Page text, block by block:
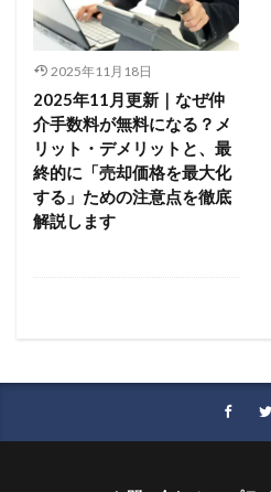
2025年11月18日
2025年11月更新｜なぜ仲
介手数料が無料になる？メ
リット・デメリットと、最
終的に「売却価格を最大化
する」ための注意点を徹底
解説します